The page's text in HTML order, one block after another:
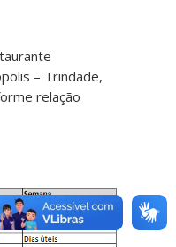
– Trindade,
relação